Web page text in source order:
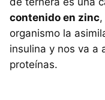
contenido en zinc
organismo la
insulina y nos va a
proteínas.